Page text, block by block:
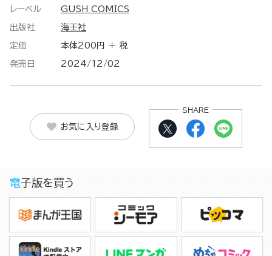
レーベル GUSH COMICS
出版社 海王社
定価 本体200円 ＋ 税
発売日 2024/12/02
お気に入り登録
SHARE
電子版を買う